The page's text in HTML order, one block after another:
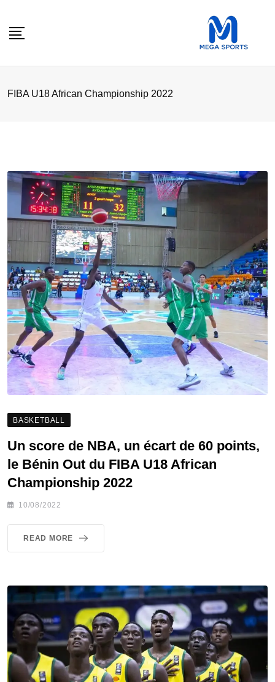
FIBA U18 African Championship 2022
BASKETBALL
Un score de NBA, un écart de 60 points,
le Bénin Out du FIBA U18 African
Championship 2022
10/08/2022
READ MORE